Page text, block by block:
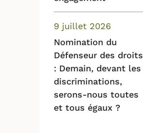
Nomination du
Défenseur des droits
: Demain, devant les
discriminations,
serons-nous toutes
et tous égaux ?
9 juillet 2026